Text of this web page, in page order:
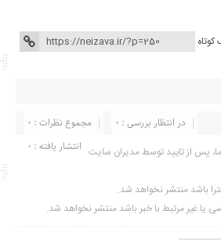
کوتاه
مجموع نظرات : 0
در انتظار بررسی : 0
انتشار یافته : ۰ پس از تایید توسط مدیران سایت
باشد منتشر نخواهد شد.
یا غیر مرتبط با خبر باشد منتشر نخواهد شد.